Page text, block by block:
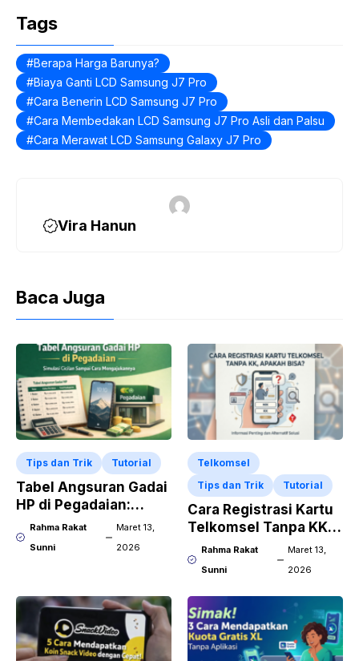
c
e
b
o
o
k
er s
A
p
p
Tags
Berapa Harga Barunya?
Biaya Ganti LCD Samsung J7 Pro
Cara Benerin LCD Samsung J7 Pro
Cara Membedakan LCD Samsung J7 Pro Asli dan Palsu
Cara Merawat LCD Samsung Galaxy J7 Pro
Vira Hanun
Baca Juga
Tips dan Trik Tutorial
Tabel Angsuran Gadai
HP di Pegadaian:
Simulasi Cicilan
Sampai Cara
Rahma Rakat
Sunni
Maret 13,
2026
Telkomsel
Tips dan Trik
Tutorial
Cara Registrasi Kartu
Telkomsel Tanpa KK,
Apakah Bisa?
Rahma Rakat
Sunni
Maret 13,
2026